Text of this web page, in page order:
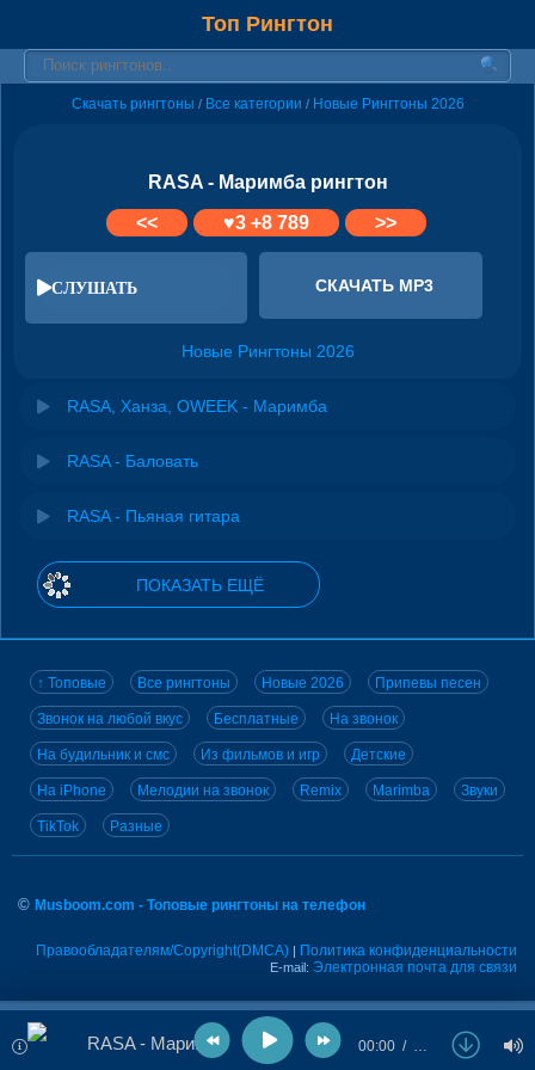
Топ Рингтон
Скачать рингтоны / Все категории / Новые Рингтоны 2026
RASA - Маримба рингтон
<<
♥3 +8 789 >>
СЛУШАТЬ СКАЧАТЬ MP3
Новые Рингтоны 2026
RASA, Ханза, OWEEK - Маримба
RASA - Баловать
RASA - Пьяная гитара
ПОКАЗАТЬ ЕЩЁ
↑ Топовые Все рингтоны Новые 2026 Припевы песен
Звонок на любой вкус Бесплатные На звонок
На будильник и смс Из фильмов и игр Детские
На iPhone Мелодии на звонок Remix Marimba Звуки
TikTok Разные
© Musboom.com - Топовые рингтоны на телефон
Правообладателям/Copyright(DMCA) | Политика конфиденциальности
E-mail: Электронная почта для связи
RASA - Маримба 00:00 …